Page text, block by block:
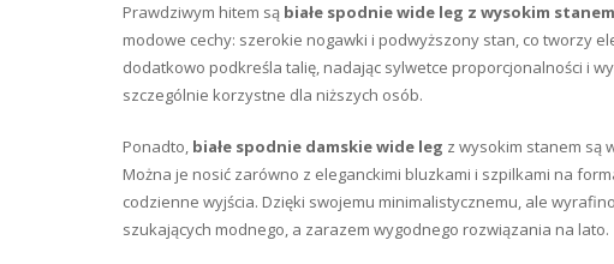
Prawdziwym hitem są białe spodnie wide leg z wysokim stanem
modowe cechy: szerokie nogawki i podwyższony stan, co tworzy
dodatkowo podkreśla talię, nadając sylwetce proporcjonalności i
szczególnie korzystne dla niższych osób.
Ponadto, białe spodnie damskie wide leg z wysokim stanem są
Można je nosić zarówno z eleganckimi bluzkami i szpilkami na
codzienne wyjścia. Dzięki swojemu minimalistycznemu, ale
szukających modnego, a zarazem wygodnego rozwiązania na lato.